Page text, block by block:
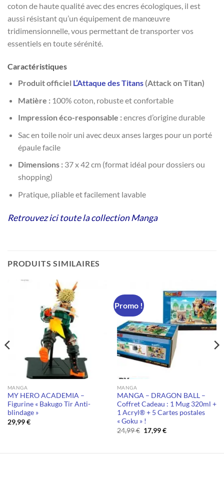
coton de haute qualité avec des encres écologiques, il est
aussi résistant qu’un équipement de manœuvre
tridimensionnelle, vous permettant de transporter vos
essentiels en toute sérénité.
Caractéristiques
Produit officiel L’Attaque des Titans(Attack on Titan)
Matière :100% coton, robuste et confortable
Impression éco-responsable :encres d’origine durable
Sac en toile noir uni avec deux anses larges pour un porté
épaule facile
Dimensions :37 x 42 cm (format idéal pour dossiers ou
shopping)
Pratique, pliable et facilement lavable
Retrouvez ici toute la collection Manga
PRODUITS SIMILAIRES
MANGA
MY HERO ACADEMIA –
Figurine « Bakugo Tir Anti-
blindage »
29,99€
Promo !
MANGA
MANGA – DRAGON BALL –
Coffret Cadeau : 1 Mug 320ml +
1 Acryl® + 5 Cartes postales
« Goku » !
24,99€ Le
prix
24,99 €.
17,99€Le
17,99 €.